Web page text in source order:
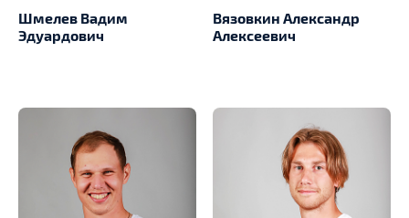
Шмелев Вадим
Эдуардович
Вязовкин Александр
Алексеевич